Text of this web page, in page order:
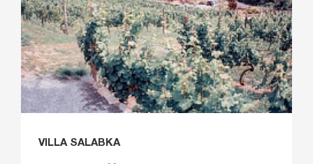
VILLA SALABKA